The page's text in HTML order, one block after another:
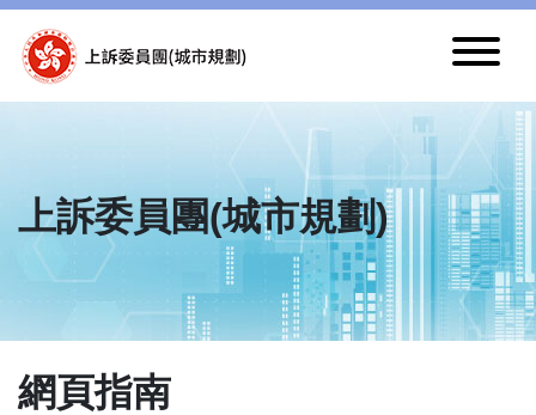
上訴委員團(城市規劃)
網頁指南